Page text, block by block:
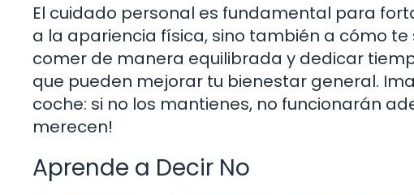
El cuidado personal es fundamental para
a la apariencia física, sino también a cómo
comer de manera equilibrada y dedicar
que pueden mejorar tu bienestar general.
coche: si no los mantienes, no funcionarán
merecen!
Aprende a Decir No